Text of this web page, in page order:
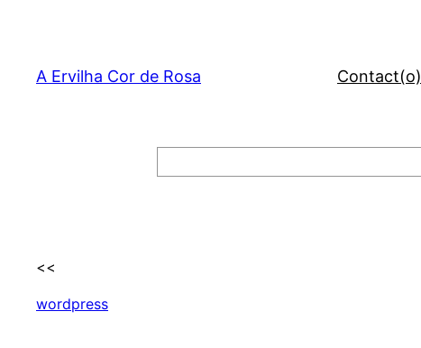
content
A Ervilha Cor de Rosa Contact(o)
<<
wordpress